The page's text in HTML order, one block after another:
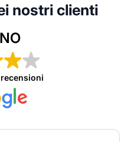
nostri clienti